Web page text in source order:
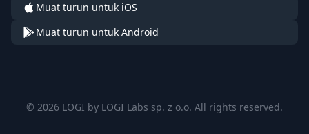
Muat turun untuk iOS
Muat turun untuk Android
© 2026 LOGI by LOGI Labs sp. z o.o. All rights reserved.